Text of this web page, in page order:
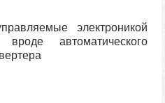
электроникой
автоматического